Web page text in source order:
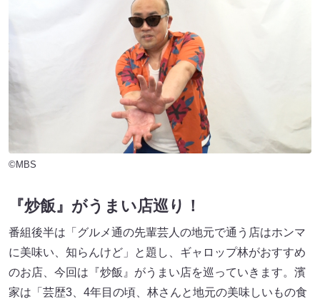
©MBS
『炒飯』がうまい店巡り！
番組後半は「グルメ通の先輩芸人の地元で通う店はホンマ
に美味い、知らんけど」と題し、ギャロップ林がおすすめ
のお店、今回は『炒飯』がうまい店を巡っていきます。濱
家は「芸歴3、4年目の頃、林さんと地元の美味しいもの食